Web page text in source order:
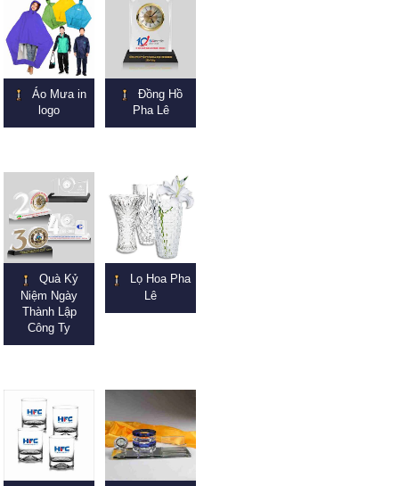
Áo Mưa in
logo
Đồng Hồ
Pha Lê
Quà Kỷ
Niệm Ngày
Thành Lập
Công Ty
Lọ Hoa Pha
Lê